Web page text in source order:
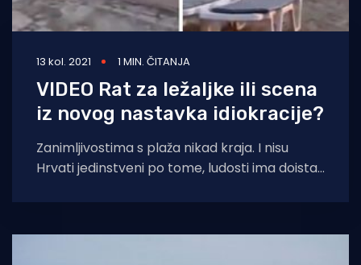
13 kol. 2021 1 MIN. ČITANJA
VIDEO Rat za ležaljke ili scena
iz novog nastavka idiokracije?
Zanimljivostima s plaža nikad kraja. I nisu
Hrvati jedinstveni po tome, ludosti ima doista